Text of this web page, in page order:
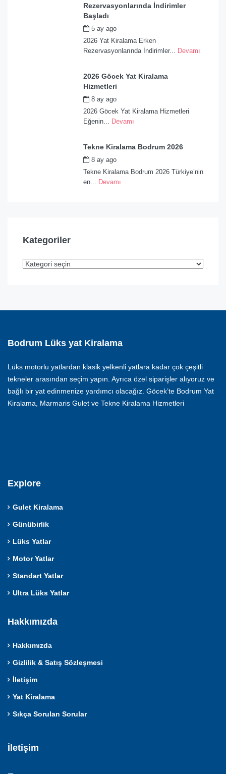
Rezervasyonlarında İndirimler
Başladı
5 ay ago
2026 Yat Kiralama Erken
Rezervasyonlarında İndirimler... Devamı
2026 Göcek Yat Kiralama
Hizmetleri
8 ay ago
2026 Göcek Yat Kiralama Hizmetleri
Eğenin... Devamı
Tekne Kiralama Bodrum 2026
8 ay ago
Tekne Kiralama Bodrum 2026 Türkiye’nin
en... Devamı
Kategoriler
Bodrum Lüks yat Kiralama
Lüks motorlu yatlardan klasik yelkenli yatlara kadar çok çeşitli
tekneler arasından seçim yapın. Ayrıca özel siparişler alıyoruz ve
bağlı bir yat edinmenize yardımcı olacağız. Göcek’te Bodrum Yat
Kiralama, Marmaris Gulet ve Tekne Kiralama Hizmetleri
Explore
Gulet Kiralama
Günübirlik
Lüks Yatlar
Motor Yatlar
Standart Yatlar
Ultra Lüks Yatlar
Hakkımızda
Hakkımızda
Gizlilik & Satış Sözleşmesi
İletişim
Yat Kiralama
Sıkça Sorulan Sorular
İletişim